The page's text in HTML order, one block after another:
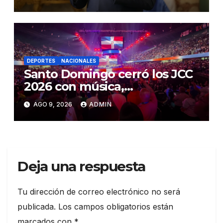
DEPORTES NACIONALES
Santo Domingo cerró los JCC
2026 con música,
reconocimientos y alegría
AGO 9, 2026 ADMIN
Deja una respuesta
Tu dirección de correo electrónico no será
publicada. Los campos obligatorios están